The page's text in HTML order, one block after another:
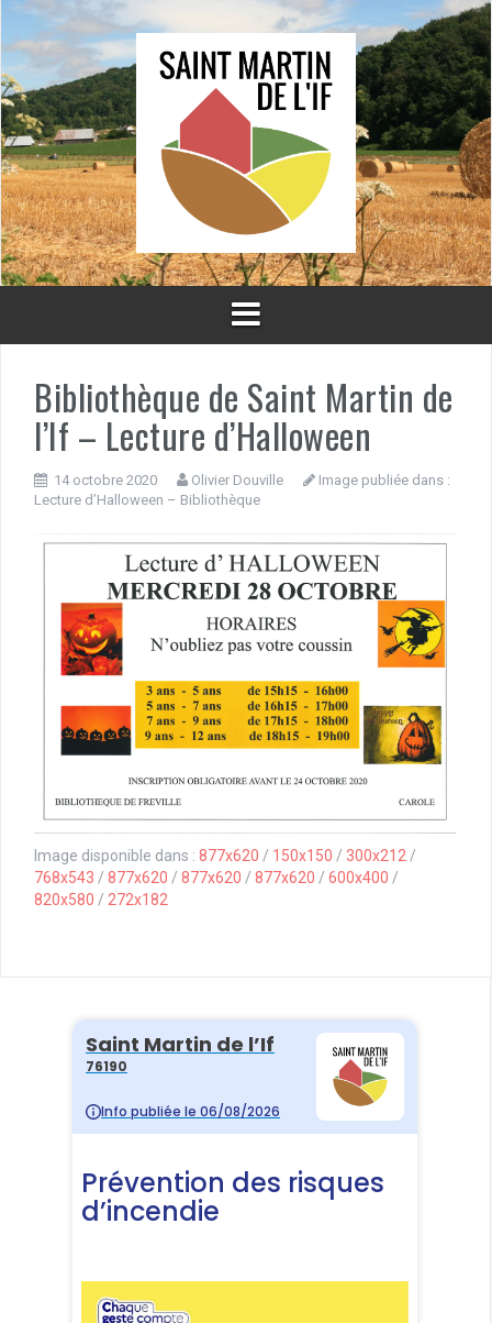
contenu
Bibliothèque de Saint Martin de
l’If – Lecture d’Halloween
14 octobre 2020 Olivier Douville
Image publiée dans :
Lecture d’Halloween – Bibliothèque
Image disponible dans : 877x620 / 150x150 / 300x212 /
768x543 / 877x620 / 877x620 / 877x620 / 600x400 /
820x580 / 272x182